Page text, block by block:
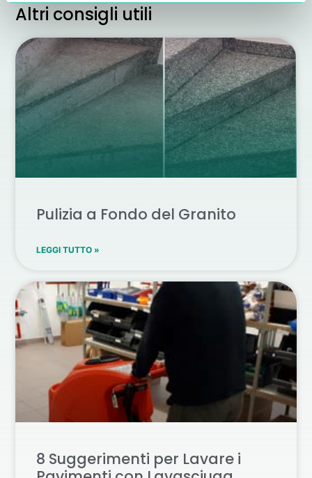
Altri consigli utili
Pulizia a Fondo del Granito
LEGGI TUTTO »
8 Suggerimenti per Lavare i